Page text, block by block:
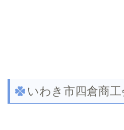
いわき市四倉商工